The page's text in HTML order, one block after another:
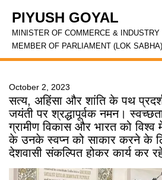
PIYUSH GOYAL
MINISTER OF COMMERCE & INDUSTRY
MEMBER OF PARLIAMENT (LOK
October 2, 2023
सत्य, अहिंसा और शांति के पथ
जयंती पर श्रद्धापूर्वक नमन।
ग्रामीण विकास और भारत को विश्व
के उनके स्वप्न को साकार करने के
देशवासी संकल्पित होकर कार्य कर